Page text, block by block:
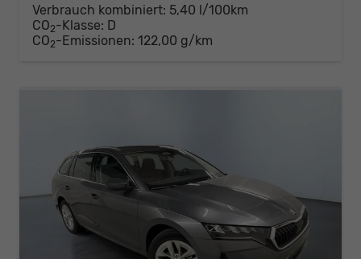
Verbrauch kombiniert: 5,40 l/100km
CO2-Klasse: D
CO2-Emissionen: 122,00 g/km